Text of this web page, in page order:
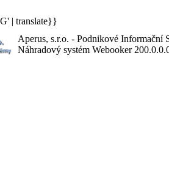
| translate}}
Aperus, s.r.o. - Podnikové Informační
Náhradový systém Webooker